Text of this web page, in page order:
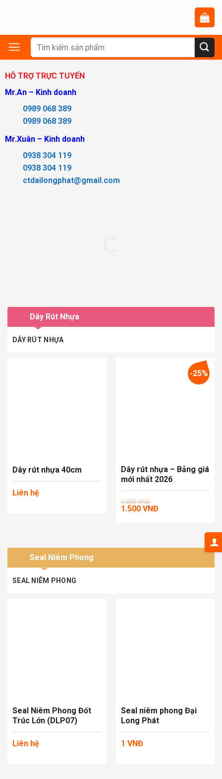
dung
Tìm
kiếm:
HỖ TRỢ TRỰC TUYẾN
Mr.An – Kinh doanh
0989 068 389
0989 068 389
Mr.Xuân – Kinh doanh
0938 304 119
0938 304 119
ctdailongphat@gmail.com
Dây Rút Nhựa
DÂY RÚT NHỰA
Dây rút nhựa 40cm
Liên hệ
-25%
Dây rút nhựa – Bảng giá
mới nhất 2026
2.000VNĐ
Giá
gốc
1.500 VNĐ
Giá
hiện
Seal Niêm Phong
SEAL NIÊM PHONG
Seal Niêm Phong Đốt
Trúc Lớn (DLP07)
Liên hệ
Seal niêm phong Đại
Long Phát
1 VNĐ